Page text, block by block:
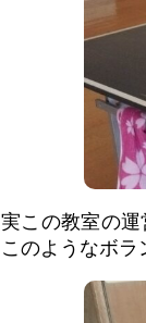
実この教室の
このようなボラ